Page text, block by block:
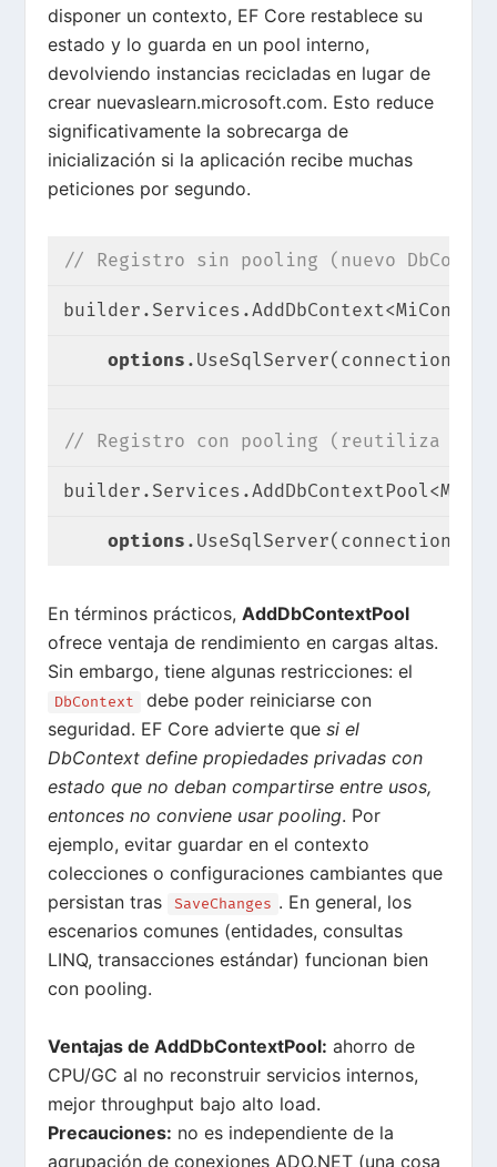
disponer un contexto, EF Core restablece su
estado y lo guarda en un pool interno,
devolviendo instancias recicladas en lugar de
crear nuevaslearn.microsoft.com. Esto reduce
significativamente la sobrecarga de
inicialización si la aplicación recibe muchas
peticiones por segundo.
// Registro sin pooling (nuevo
options
// Registro con pooling (reutiliza
options
En términos prácticos,AddDbContextPool
ofrece ventaja de rendimiento en cargas altas.
Sin embargo, tiene algunas restricciones: el
DbContext
debe poder reiniciarse con
seguridad. EF Core advierte quesi el
DbContext define propiedades privadas con
estado que no deban compartirse entre usos,
entonces no conviene usar pooling. Por
ejemplo, evitar guardar en el contexto
colecciones o configuraciones cambiantes que
persistan tras
SaveChanges . En general, los
escenarios comunes (entidades, consultas
LINQ, transacciones estándar) funcionan bien
con pooling.
Ventajas de AddDbContextPool: ahorro de
CPU/GC al no reconstruir servicios internos,
mejor throughput bajo alto load.
Precauciones: no es independiente de la
agrupación de conexiones ADO.NET (una cosa